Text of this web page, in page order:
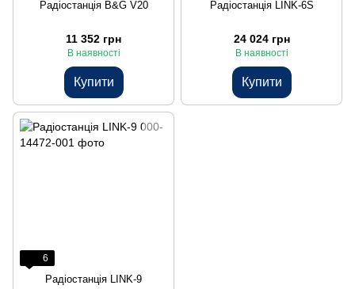
Радіостанція B&G V20
11 352 грн
В наявності
Купити
Радіостанція LINK-6S
24 024 грн
В наявності
Купити
6
Радіостанція LINK-9